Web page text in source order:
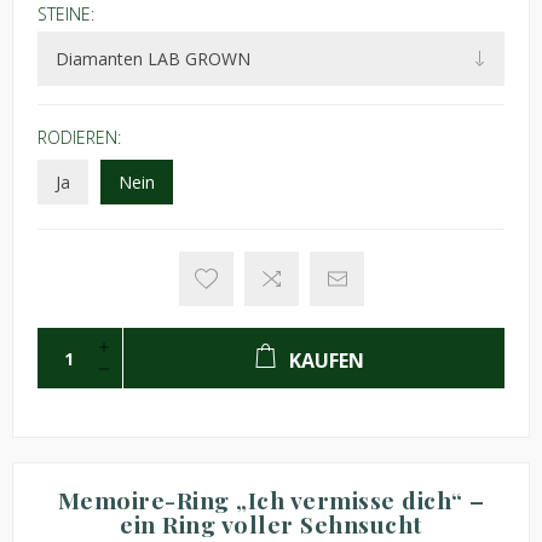
STEINE:
RODIEREN:
Ja
Nein
KAUFEN
Memoire-Ring „Ich vermisse dich“ –
ein Ring voller Sehnsucht